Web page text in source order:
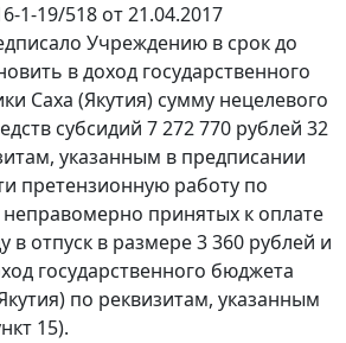
1-19/518 от 21.04.2017
Учреждению в срок до
в доход государственного
Саха (Якутия) сумму нецелевого
субсидий 7 272 770 рублей 32
указанным в предписании
претензионную работу по
принятых к оплате
в отпуск в размере 3 360 рублей и
государственного бюджета
по реквизитам, указанным
15).